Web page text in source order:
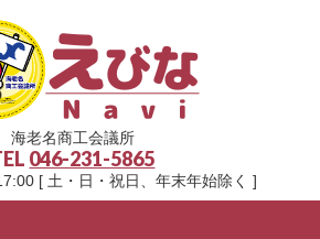
海老名商工会議所
046-231-5865
[ 土・日・祝日、年末年始除く ]